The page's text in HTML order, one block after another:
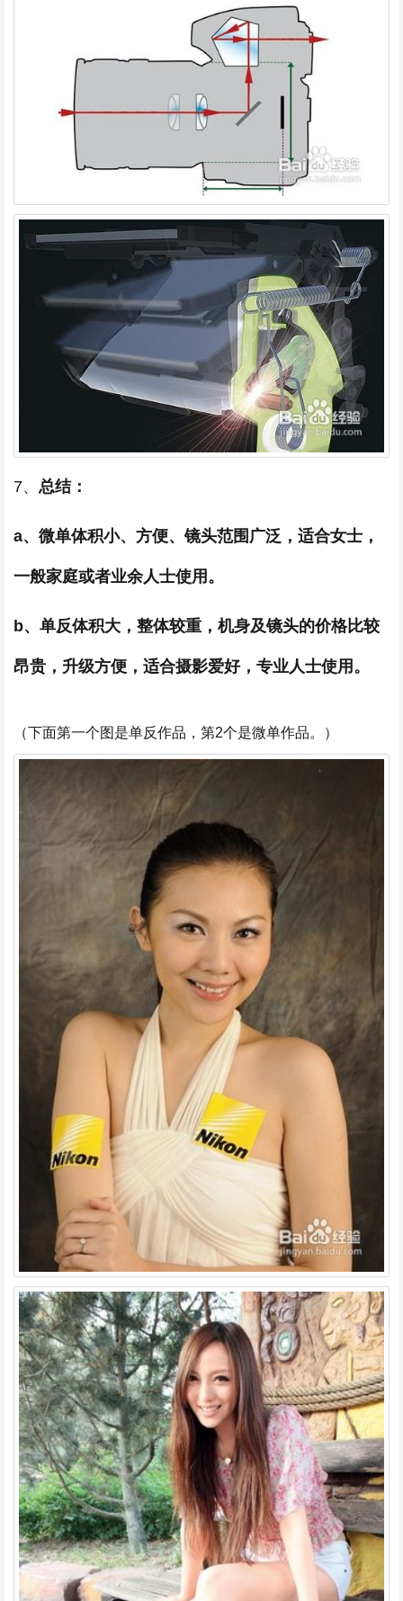
7、 总结：
a、微单体积小、方便、镜头范围广泛，适合女士，
一般家庭或者业余人士使用。
b、单反体积大，整体较重，机身及镜头的价格比较
昂贵，升级方便，适合摄影爱好，专业人士使用。
（下面第一个图是单反作品，第2个是微单作品。）